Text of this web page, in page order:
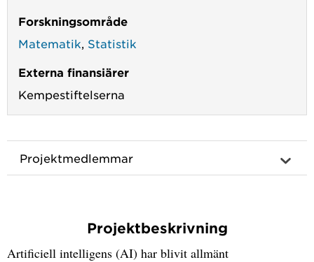
Forskningsområde
Matematik Statistik
Externa finansiärer
Kempestiftelserna
Projektmedlemmar
Projektbeskrivning
Artificiell intelligens (AI) har blivit allmänt